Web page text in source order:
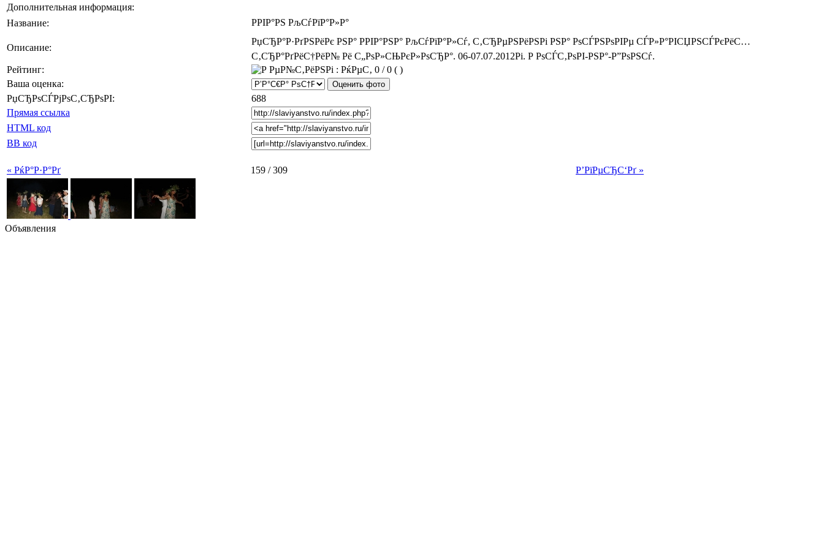
Дополнительная информация:
Название:
РРІР°РЅ РљСѓРїР°Р»Р°
Описание:
РџСЂР°Р·РґРЅРёРє РЅР° РРІР°РЅР° РљСѓРїР°Р»Сѓ, С‚СЂРµРЅРёРЅРі РЅР° РѕСЃРЅРѕРІРµ СЃР»Р°РІСЏРЅСЃРєРёС…
С‚СЂР°РґРёС†РёР№ Рё С„РѕР»СЊРєР»РѕСЂР°. 06-07.07.2012Рі. Р РѕСЃС‚РѕРІ-РЅР°-Р”РѕРЅСѓ.
Рейтинг:
0 / 0 ( )
Ваша оценка:
РџСЂРѕСЃРјРѕС‚СЂРѕРІ:
688
Прямая ссылка
HTML код
BB код
« РќР°Р·Р°Рґ 159 / 309 Р’РїРµСЂС‘Рґ »
Объявления